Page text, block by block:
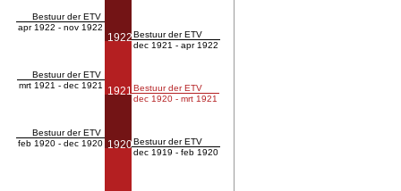
Bestuur der ETV
apr 1922 - nov 1922
Bestuur der ETV
mrt 1921 - dec 1921
Bestuur der ETV
feb 1920 - dec 1920
1922
1921
1920
Bestuur der ETV
dec 1921 - apr 1922
Bestuur der ETV
dec 1920 - mrt 1921
Bestuur der ETV
dec 1919 - feb 1920